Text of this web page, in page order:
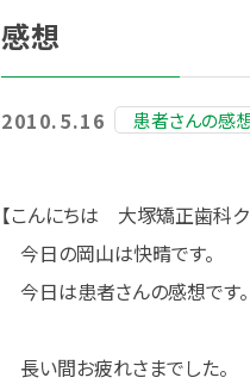
感想
2010.5.16 患者さんの感
【こんにちは 大塚矯正歯科
今日の岡山は快晴です。
今日は患者さんの感想です。
長い間お疲れさまでした。